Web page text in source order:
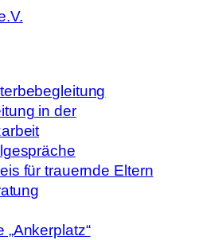
in der
für trauernde Eltern
„Ankerplatz“